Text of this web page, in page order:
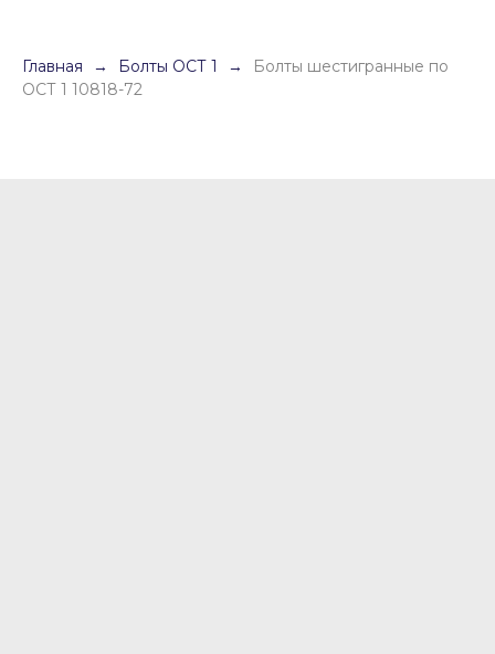
Главная Болты ОСТ 1
Болты шестигранные по
ОСТ 1 10818-72